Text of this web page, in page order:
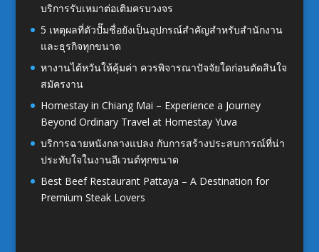
บริการรับเหมาต่อเติมครบวงจร
5 เหตุผลที่ตัวปั๊มชื่อยังเป็นอุปกรณ์สำคัญสำหรับสำนักงาน
และธุรกิจทุกขนาด
หางานไต้หวันให้คุ้มค่า ควรพิจารณาปัจจัยใดก่อนตัดสินใจ
สมัครงาน
Homestay in Chiang Mai – Experience a Journey
Beyond Ordinary Travel at Homestay Yuva
บริการฉายหนังกลางแปลง กับการสร้างประสบการณ์ที่น่า
ประทับใจในงานอีเวนต์ทุกขนาด
Best Beef Restaurant Pattaya – A Destination for
Premium Steak Lovers